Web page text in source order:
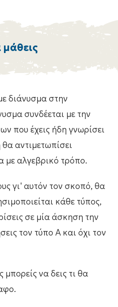
μάθεις
διάνυσμα στην
συνδέεται με την
που έχεις ήδη γνωρίσει
αντιμετωπίσει
με αλγεβρικό τρόπο.
γι' αυτόν τον σκοπό, θα
κάθε τύπος,
σε μία άσκηση την
τον τύπο Α και όχι τον
να δεις τι θα